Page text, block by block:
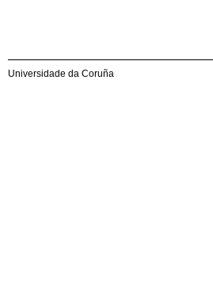
Universidade da Coruña